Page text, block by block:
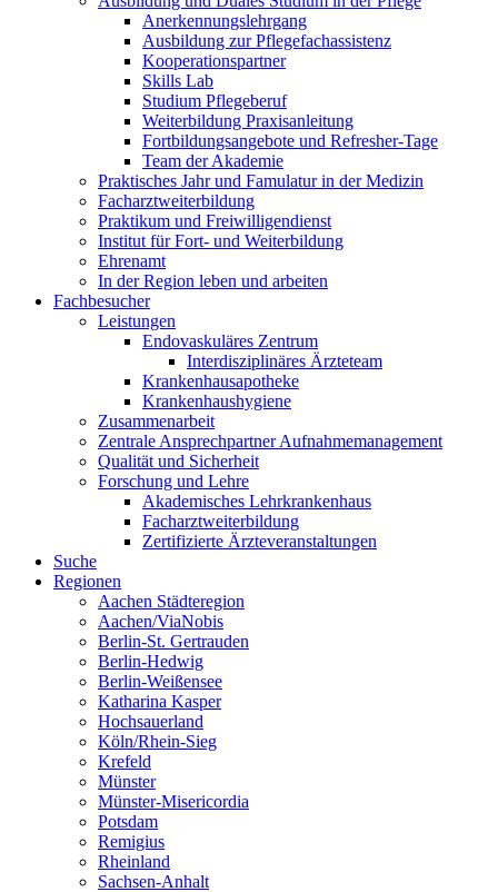
Anerkennungslehrgang
Ausbildung zur Pflegefachassistenz
Kooperationspartner
Skills Lab
Studium Pflegeberuf
Weiterbildung Praxisanleitung
Fortbildungsangebote und Refresher-Tage
Team der Akademie
Praktisches Jahr und Famulatur in der Medizin
Facharztweiterbildung
Praktikum und Freiwilligendienst
Institut für Fort- und Weiterbildung
Ehrenamt
In der Region leben und arbeiten
Fachbesucher
Leistungen
Endovaskuläres Zentrum
Interdisziplinäres Ärzteteam
Krankenhausapotheke
Krankenhaushygiene
Zusammenarbeit
Zentrale Ansprechpartner Aufnahmemanagement
Qualität und Sicherheit
Forschung und Lehre
Akademisches Lehrkrankenhaus
Facharztweiterbildung
Zertifizierte Ärzteveranstaltungen
Suche
Regionen
Aachen Städteregion
Aachen/ViaNobis
Berlin-St. Gertrauden
Berlin-Hedwig
Berlin-Weißensee
Katharina Kasper
Hochsauerland
Köln/Rhein-Sieg
Krefeld
Münster
Münster-Misericordia
Potsdam
Remigius
Rheinland
Sachsen-Anhalt